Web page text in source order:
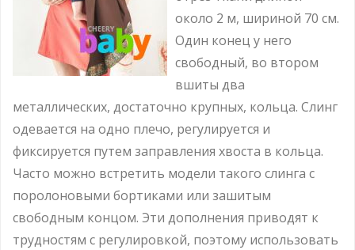
около 2 м, шириной 70 см.
Один конец у него
свободный, во втором
вшиты два
металлических, достаточно крупных, кольца. Слинг
одевается на одно плечо, регулируется и
фиксируется путем заправления хвоста в кольца.
Часто можно встретить модели такого слинга с
поролоновыми бортиками или зашитым
свободным концом. Эти дополнения приводят к
трудностям с регулировкой, поэтому использовать